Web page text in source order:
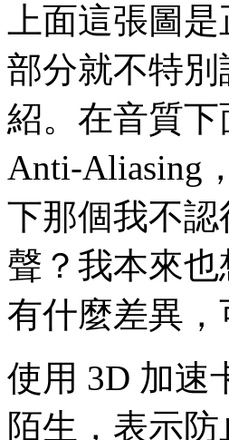
上面這張圖
部分就不特
紹。在音質下
Anti-Aliasing
下那個我不
聲？我本來
有什麼差異
使用 3D 加速
陌生，表示